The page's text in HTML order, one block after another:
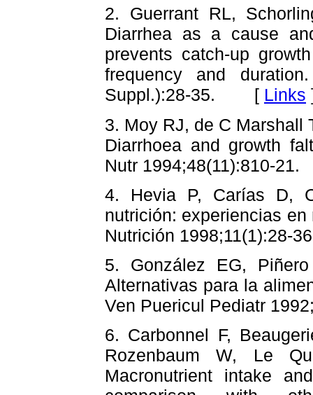
2. Guerrant RL,
Diarrhea as a cause
prevents catch-up
frequency and
Suppl.):28-35. [ Links
3. Moy RJ, de C Marshall
Diarrhoea and growth
Nutr
4. Hevia P, Carías D,
nutrición: experiencias
Nutrición
5. González EG,
Alternativas para la
Ven Puericul Pediatr
6. Carbonnel F,
Rozenbaum W, Le
Macronutrient intake